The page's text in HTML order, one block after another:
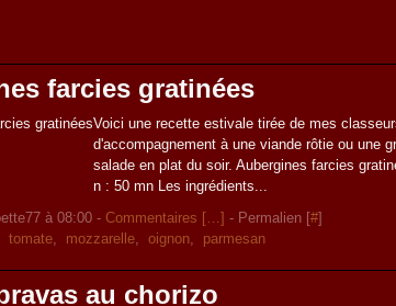
farcies gratinées
Voici une recette estivale tirée de mes
d'accompagnement à une viande rôtie ou une
salade en plat du soir. Aubergines farcies
n : 50 mn Les ingrédients...
à 08:00 -Commentaires […] - Permalien [#]
tomate, mozzarelle,oignon, parmesan
au chorizo